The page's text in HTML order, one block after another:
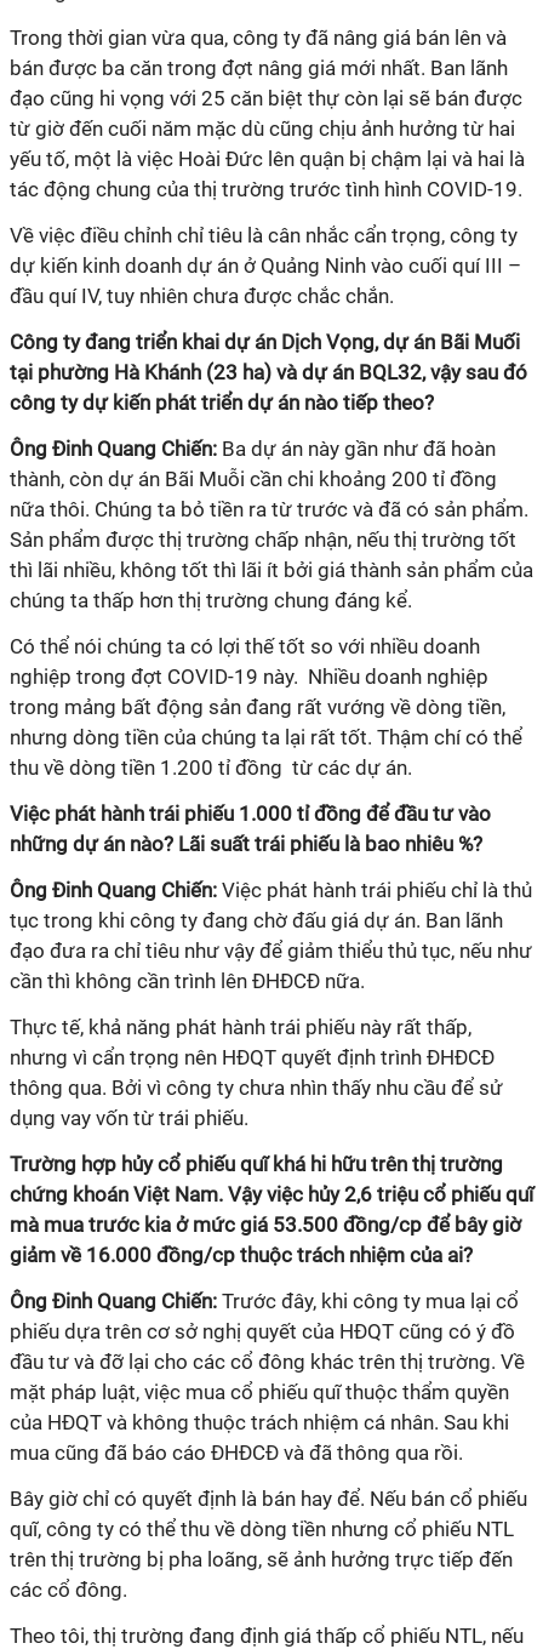
Trong thời gian vừa qua, công ty đã nâng giá bán lên và
bán được ba căn trong đợt nâng giá mới nhất. Ban lãnh
đạo cũng hi vọng với 25 căn biệt thự còn lại sẽ bán được
từ giờ đến cuối năm mặc dù cũng chịu ảnh hưởng từ hai
yếu tố, một là việc Hoài Đức lên quận bị chậm lại và hai là
tác động chung của thị trường trước tình hình COVID-19.
Về việc điều chỉnh chỉ tiêu là cân nhắc cẩn trọng, công ty
dự kiến kinh doanh dự án ở Quảng Ninh vào cuối quí III –
đầu quí IV, tuy nhiên chưa được chắc chắn.
Công ty đang triển khai dự án Dịch Vọng, dự án Bãi Muối
tại phường Hà Khánh (23 ha) và dự án BQL32, vậy sau đó
công ty dự kiến phát triển dự án nào tiếp theo?
Ông Đinh Quang Chiến: Ba dự án này gần như đã hoàn
thành, còn dự án Bãi Muỗi cần chi khoảng 200 tỉ đồng
nữa thôi. Chúng ta bỏ tiền ra từ trước và đã có sản phẩm.
Sản phẩm được thị trường chấp nhận, nếu thị trường tốt
thì lãi nhiều, không tốt thì lãi ít bởi giá thành sản phẩm của
chúng ta thấp hơn thị trường chung đáng kể.
Có thể nói chúng ta có lợi thế tốt so với nhiều doanh
nghiệp trong đợt COVID-19 này. Nhiều doanh nghiệp
trong mảng bất động sản đang rất vướng về dòng tiền,
nhưng dòng tiền của chúng ta lại rất tốt. Thậm chí có thể
thu về dòng tiền 1.200 tỉ đồng từ các dự án.
Việc phát hành trái phiếu 1.000 tỉ đồng để đầu tư vào
những dự án nào? Lãi suất trái phiếu là bao nhiêu %?
Ông Đinh Quang Chiến: Việc phát hành trái phiếu chỉ là thủ
tục trong khi công ty đang chờ đấu giá dự án. Ban lãnh
đạo đưa ra chỉ tiêu như vậy để giảm thiểu thủ tục, nếu như
cần thì không cần trình lên ĐHĐCĐ nữa.
Thực tế, khả năng phát hành trái phiếu này rất thấp,
nhưng vì cẩn trọng nên HĐQT quyết định trình ĐHĐCĐ
thông qua. Bởi vì công ty chưa nhìn thấy nhu cầu để sử
dụng vay vốn từ trái phiếu.
Trường hợp hủy cổ phiếu quĩ khá hi hữu trên thị trường
chứng khoán Việt Nam. Vậy việc hủy 2,6 triệu cổ phiếu quĩ
mà mua trước kia ở mức giá 53.500 đồng/cp để bây giờ
giảm về 16.000 đồng/cp thuộc trách nhiệm của ai?
Ông Đinh Quang Chiến: Trước đây, khi công ty mua lại cổ
phiếu dựa trên cơ sở nghị quyết của HĐQT cũng có ý đồ
đầu tư và đỡ lại cho các cổ đông khác trên thị trường. Về
mặt pháp luật, việc mua cổ phiếu quĩ thuộc thẩm quyền
của HĐQT và không thuộc trách nhiệm cá nhân. Sau khi
mua cũng đã báo cáo ĐHĐCĐ và đã thông qua rồi.
Bây giờ chỉ có quyết định là bán hay để. Nếu bán cổ phiếu
quĩ, công ty có thể thu về dòng tiền nhưng cổ phiếu NTL
trên thị trường bị pha loãng, sẽ ảnh hưởng trực tiếp đến
các cổ đông.
Theo tôi, thị trường đang định giá thấp cổ phiếu NTL, nếu